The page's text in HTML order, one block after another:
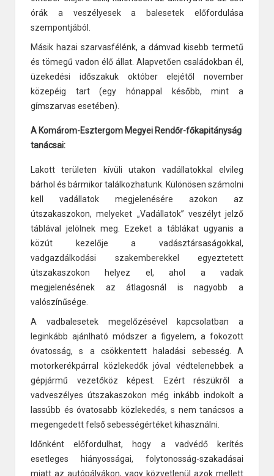
órák a veszélyesek a balesetek előfordulása
szempontjából.
Másik hazai szarvasfélénk, a dámvad kisebb termetű
és tömegű vadon élő állat. Alapvetően családokban él,
üzekedési időszakuk október elejétől november
közepéig tart (egy hónappal később, mint a
gímszarvas esetében).
A Komárom-Esztergom Megyei Rendőr-főkapitányság
tanácsai:
Lakott területen kívüli utakon vadállatokkal elvileg
bárhol és bármikor találkozhatunk. Különösen számolni
kell vadállatok megjelenésére azokon az
útszakaszokon, melyeket „Vadállatok” veszélyt jelző
táblával jelölnek meg. Ezeket a táblákat ugyanis a
közút kezelője a vadásztársaságokkal,
vadgazdálkodási szakemberekkel egyeztetett
útszakaszokon helyez el, ahol a vadak
megjelenésének az átlagosnál is nagyobb a
valószínűsége.
A vadbalesetek megelőzésével kapcsolatban a
leginkább ajánlható módszer a figyelem, a fokozott
óvatosság, s a csökkentett haladási sebesség. A
motorkerékpárral közlekedők jóval védtelenebbek a
gépjármű vezetőköz képest. Ezért részükről a
vadveszélyes útszakaszokon még inkább indokolt a
lassúbb és óvatosabb közlekedés, s nem tanácsos a
megengedett felső sebességértéket kihasználni.
Időnként előfordulhat, hogy a vadvédő kerítés
esetleges hiányosságai, folytonosság-szakadásai
miatt az autópályákon, vagy közvetlenül azok mellett